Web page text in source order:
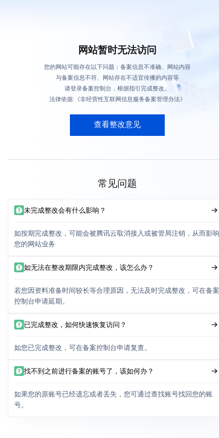
网站暂时无法访问
您的网站可能存在以下问题：备案信息不准确、网站内容
与备案信息不符、网站存在不适宜传播的内容等
请登录备案控制台，根据指引完成整改。
法律依据:《非经营性互联网信息服务备案管理办法》
查看整改意见
常见问题
未完成整改会有什么影响？
如按期完成整改，可能会被腾讯云取消接入或被管局注销，从而影响
您的网站业务
如无法在整改期限内完成整改，该怎么办？
若您因资料准备时间较长等合理原因，无法及时完成整改，可在备案
控制台申请延期。
已完成整改，如何快速恢复访问？
如您已完成整改，可在备案控制台申请复查。
找不到之前进行备案的账号了，该如何办？
如果您的原账号已经遗忘或者丢失，您可通过查找账号找回您的账
号。